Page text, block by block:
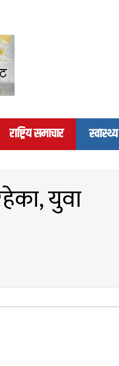
राष्ट्रिय समाचार स्वास्थ्य
युवा